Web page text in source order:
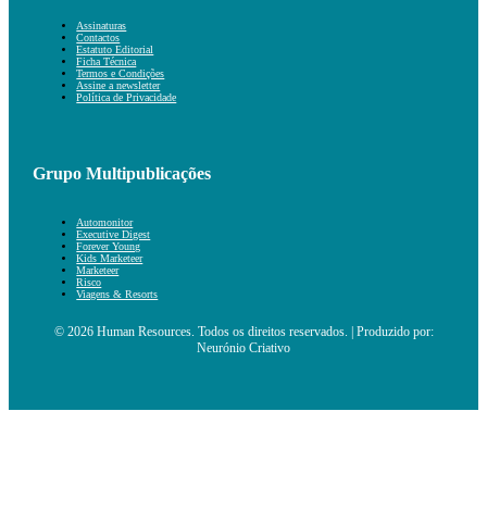
Assinaturas
Contactos
Estatuto Editorial
Ficha Técnica
Termos e Condições
Assine a newsletter
Política de Privacidade
Grupo Multipublicações
Automonitor
Executive Digest
Forever Young
Kids Marketeer
Marketeer
Risco
Viagens & Resorts
© 2026 Human Resources. Todos os direitos reservados. | Produzido por:
Neurónio Criativo